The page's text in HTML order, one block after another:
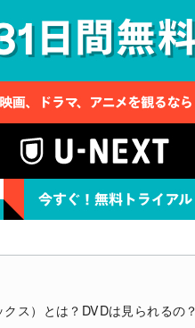
ス）とは？DVDは見られるの？